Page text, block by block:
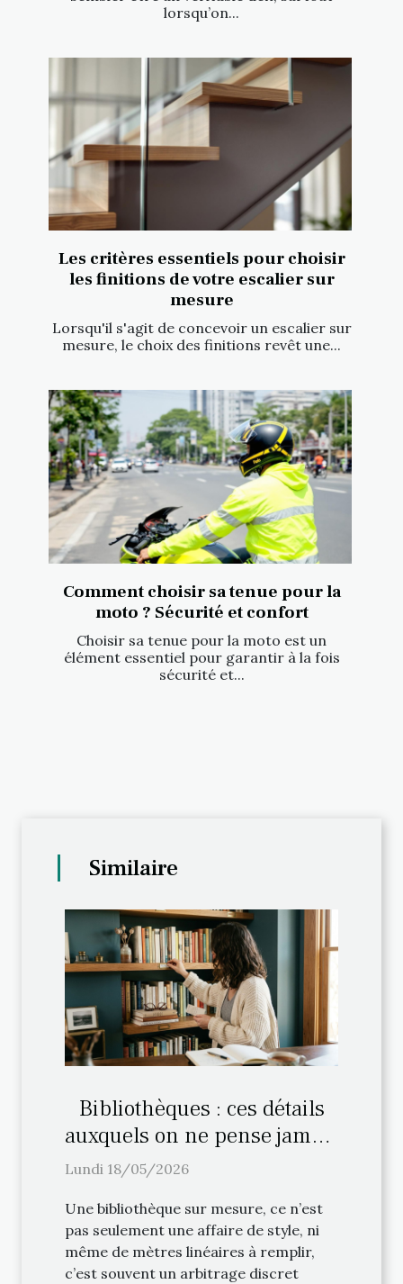
lorsqu’on...
Les critères essentiels pour choisir
les finitions de votre escalier sur
mesure
Lorsqu'il s'agit de concevoir un escalier sur
mesure, le choix des finitions revêt une...
Comment choisir sa tenue pour la
moto ? Sécurité et confort
Choisir sa tenue pour la moto est un
élément essentiel pour garantir à la fois
sécurité et...
Similaire
Bibliothèques : ces détails
auxquels on ne pense jamais
lors de l’aménagement
Lundi 18/05/2026
Une bibliothèque sur mesure, ce n’est
pas seulement une affaire de style, ni
même de mètres linéaires à remplir,
c’est souvent un arbitrage discret